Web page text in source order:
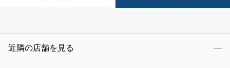
近隣の店舗を見る